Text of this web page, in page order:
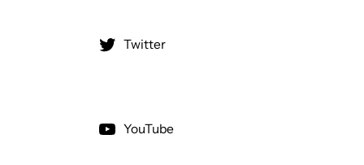
Twitter
YouTube